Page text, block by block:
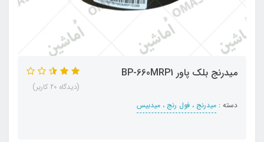
میدرنج بلک پاور BP-660MRP1
دسته : میدرنج ، فول رنج ، میدبیس
(دیدگاه 20 کاربر)